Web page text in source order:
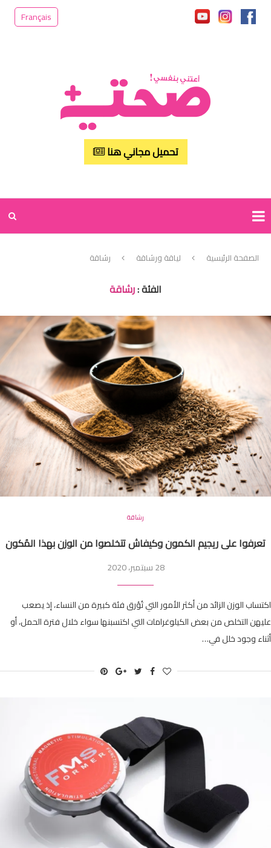
Français
تحميل مجاني هنا
الصفحة الرئيسية لياقة ورشاقة رشاقة
الفئة :رشاقة
رشاقة
تعرفوا على ريجيم الكمون وكيفاش تتخلصوا من الوزن بهذا المُكون
28 سبتمبر، 2020
اكتساب الوزن الزائد من أكثر الأمور التي تُؤرق فئة كبيرة من النساء، إذ يصعب
عليهن التخلص من بعض الكيلوغرامات التي اكتسبنها سواء خلال فترة الحمل، أو
أثناء وجود خلل في…